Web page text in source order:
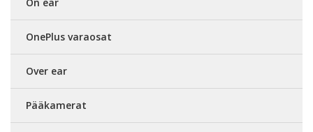
OnePlus varaosat
Over ear
Pääkamerat